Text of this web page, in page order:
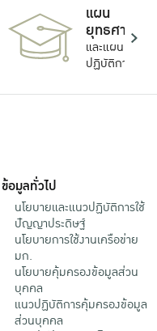
แผน
ยุทธศาสตร์
และแผน
ปฏิบัติการ
ข้อมูลทั่วไป
นโยบายและแนวปฏิบัติการใช้
ปัญญาประดิษฐ์
นโยบายการใช้งานเครือข่าย
มก.
นโยบายคุ้มครองข้อมูลส่วน
บุคคล
แนวปฏิบัติการคุ้มครองข้อมูล
ส่วนบุคคล